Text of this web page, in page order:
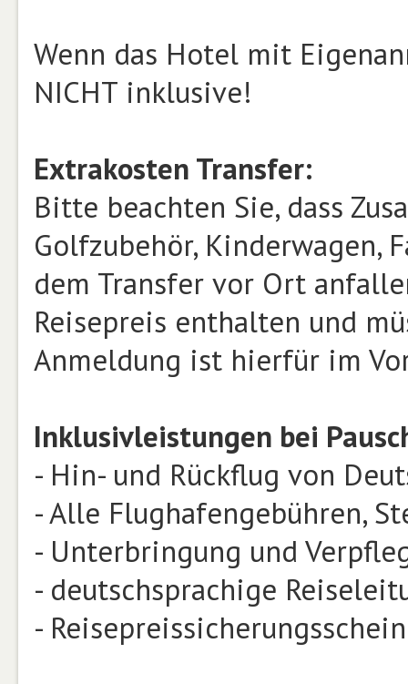
Wenn das Hotel mit
NICHT inklusive!
Extrakosten Transfer:
Bitte beachten Sie, dass
Golfzubehör, Kinderwagen,
dem Transfer vor Ort
Reisepreis enthalten und
Anmeldung ist hierfür im
Inklusivleistungen bei
- Hin- und Rückflug von
- Alle Flughafengebühren,
- Unterbringung und
- deutschsprachige
- Reisepreissicherungsschein